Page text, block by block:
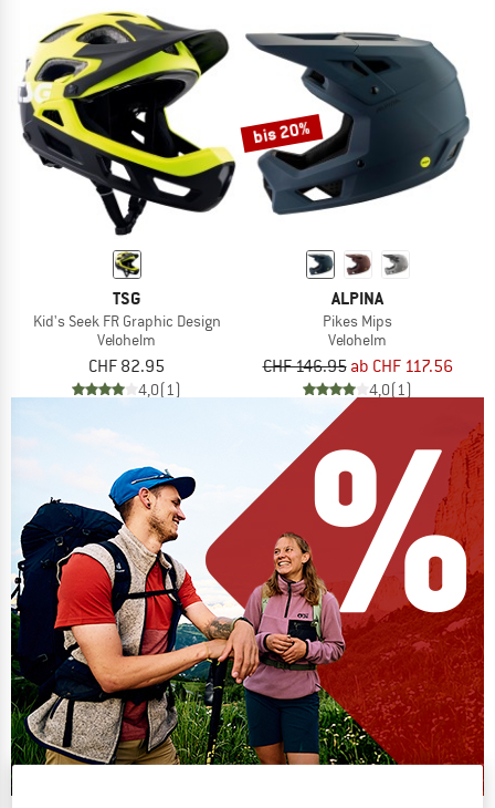
TSG
Kid's Seek FR Graphic Design
Velohelm
CHF 82.95
4,0(1)
bis 20%
ALPINA
Pikes Mips
Velohelm
CHF 146.95 ab CHF 117.56
4,0(1)